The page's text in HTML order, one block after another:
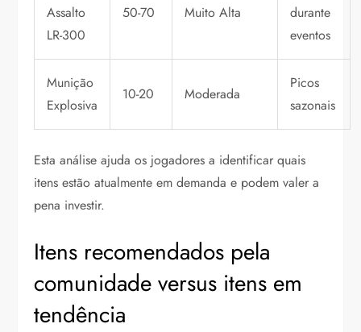
Assalto
LR-300
50-70 Muito Alta
durante
eventos
Munição
Explosiva
10-20 Moderada
Picos
sazonais
Esta análise ajuda os jogadores a identificar quais
itens estão atualmente em demanda e podem valer a
pena investir.
Itens recomendados pela
comunidade versus itens em
tendência